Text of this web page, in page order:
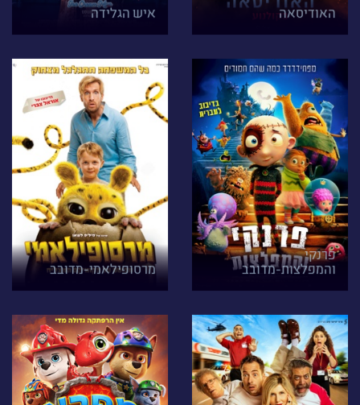
האודיסאה איש הגלידה
פרנקי
והמפלצות-מדובב
מרסופילאמי-מדובב